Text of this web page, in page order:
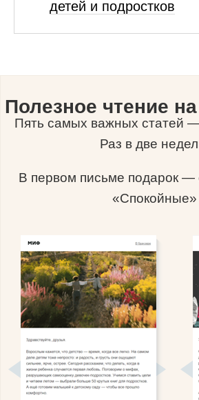
детей и подростков
Полезное чтение
Пять самых важных статей
Раз в две
В первом письме подарок —
«Спокойные»